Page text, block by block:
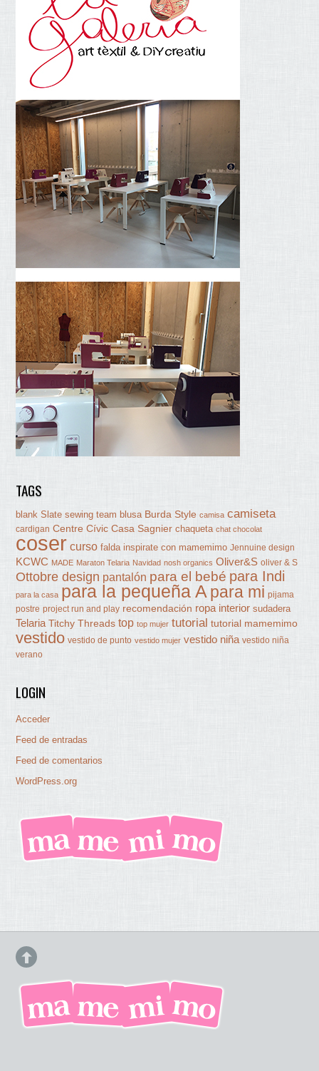
TAGS
blank Slate sewing team blusa Burda Style camisa camiseta
cardigan Centre Cívic Casa Sagnier chaqueta chat chocolat
coser curso falda inspirate con mamemimo Jennuine design
KCWC MADE Maraton Telaria Navidad nosh organics Oliver&S oliver & S
Ottobre design pantalón para el bebé para Indi
para la casa para la pequeña A para mi pijama
postre project run and play recomendación ropa interior sudadera
Telaria Titchy Threads top top mujer tutorial tutorial mamemimo
vestido vestido de punto vestido mujer vestido niña vestido niña
verano
LOGIN
Acceder
Feed de entradas
Feed de comentarios
WordPress.org